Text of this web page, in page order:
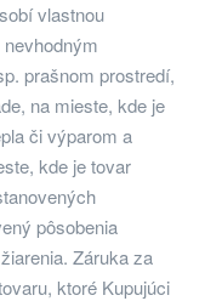
vlastnou
prašnom prostredí,
na mieste, kde je
či výparom a
kde je tovar
pôsobenia
Záruka za
ktoré Kupujúci